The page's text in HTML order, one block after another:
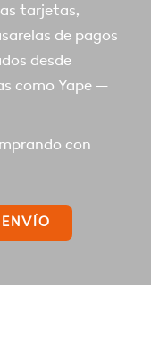
tarjetas,
de pagos
desde
como Yape –
con